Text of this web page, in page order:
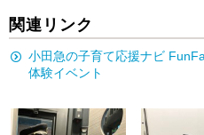
関連リンク
小田急の子育て応援ナビ
体験イベント